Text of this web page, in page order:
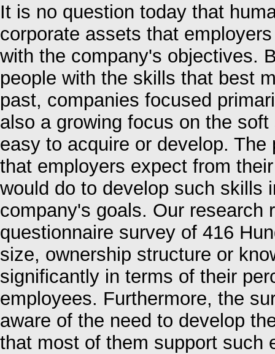
It is no question today that
corporate assets that
with the company's objectives.
people with the skills that best
past, companies focused
also a growing focus on the
easy to acquire or develop.
that employers expect from
would do to develop such skills
company's goals. Our research
questionnaire survey of 416
size, ownership structure or
significantly in terms of their
employees. Furthermore, the
aware of the need to develop
that most of them support such